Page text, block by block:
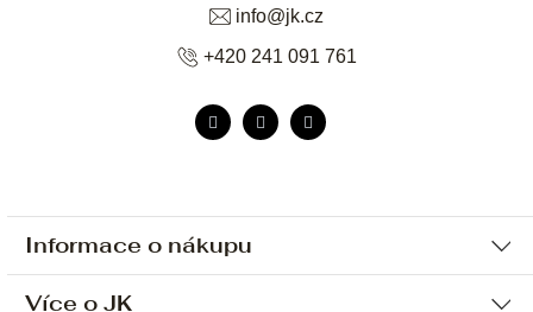
Informace o nákupu
Ochrana osobních údajů
Více o JK
info@jk.cz
+420 241 091 761